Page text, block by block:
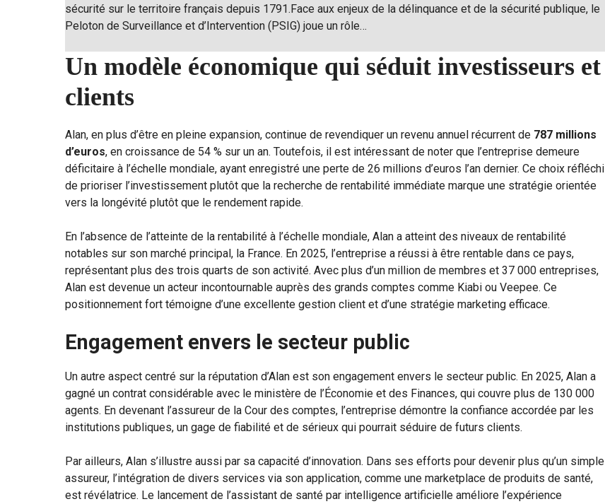
sécurité sur le territoire français depuis 1791.Face aux enjeux de la délinquance et de la sécurité publique, le
Peloton de Surveillance et d’Intervention (PSIG) joue un rôle…
Un modèle économique qui séduit investisseurs et
clients
Alan, en plus d’être en pleine expansion, continue de revendiquer un revenu annuel récurrent de 787 millions
d’euros, en croissance de 54 % sur un an. Toutefois, il est intéressant de noter que l’entreprise demeure
déficitaire à l’échelle mondiale, ayant enregistré une perte de 26 millions d’euros l’an dernier. Ce choix réfléchi
de prioriser l’investissement plutôt que la recherche de rentabilité immédiate marque une stratégie orientée
vers la longévité plutôt que le rendement rapide.
En l’absence de l’atteinte de la rentabilité à l’échelle mondiale, Alan a atteint des niveaux de rentabilité
notables sur son marché principal, la France. En 2025, l’entreprise a réussi à être rentable dans ce pays,
représentant plus des trois quarts de son activité. Avec plus d’un million de membres et 37 000 entreprises,
Alan est devenue un acteur incontournable auprès des grands comptes comme Kiabi ou Veepee. Ce
positionnement fort témoigne d’une excellente gestion client et d’une stratégie marketing efficace.
Engagement envers le secteur public
Un autre aspect centré sur la réputation d’Alan est son engagement envers le secteur public. En 2025, Alan a
gagné un contrat considérable avec le ministère de l’Économie et des Finances, qui couvre plus de 130 000
agents. En devenant l’assureur de la Cour des comptes, l’entreprise démontre la confiance accordée par les
institutions publiques, un gage de fiabilité et de sérieux qui pourrait séduire de futurs clients.
Par ailleurs, Alan s’illustre aussi par sa capacité d’innovation. Dans ses efforts pour devenir plus qu’un simple
assureur, l’intégration de divers services via son application, comme une marketplace de produits de santé,
est révélatrice. Le lancement de l’assistant de santé par intelligence artificielle améliore l’expérience